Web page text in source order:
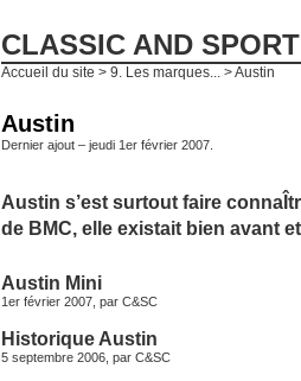
CLASSIC AND
Accueil du site > 9. Les marques... > Austin
Austin
Dernier ajout – jeudi 1er février 2007.
Austin s’est surtout faire
de BMC, elle existait bien avant
Austin Mini
1er février 2007, par C&SC
Historique Austin
5 septembre 2006, par C&SC